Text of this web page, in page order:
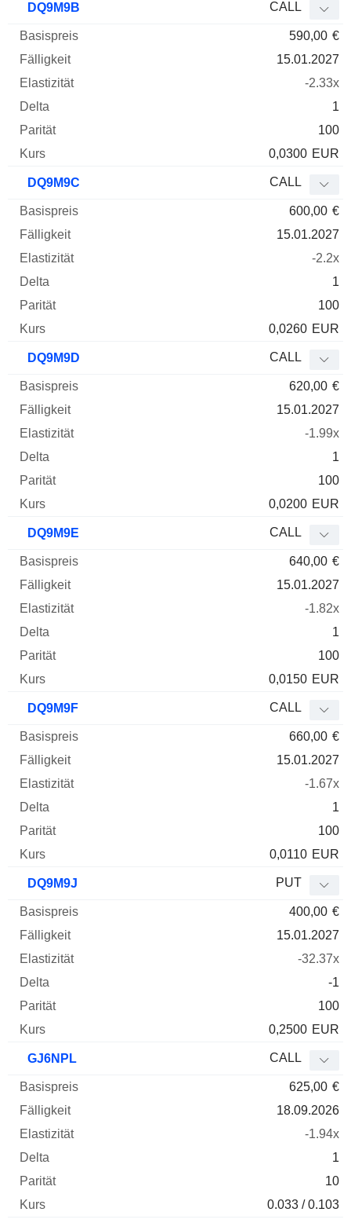
DQ9M9B CALL
590,00 €
15.01.2027
-2.33x
1
100
0,0300 EUR
DQ9M9C CALL
600,00 €
15.01.2027
-2.2x
1
100
0,0260 EUR
DQ9M9D CALL
620,00 €
15.01.2027
-1.99x
1
100
0,0200 EUR
DQ9M9E CALL
640,00 €
15.01.2027
-1.82x
1
100
0,0150 EUR
DQ9M9F CALL
660,00 €
15.01.2027
-1.67x
1
100
0,0110 EUR
DQ9M9J PUT
400,00 €
15.01.2027
-32.37x
-1
100
0,2500 EUR
GJ6NPL CALL
625,00 €
18.09.2026
-1.94x
1
10
0.033 / 0.103